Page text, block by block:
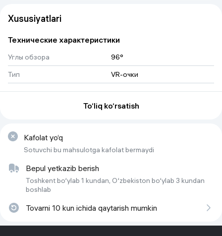
Xususiyatlari
Технические характеристики
Углы обзора
96°
Тип
VR-очки
To‘liq ko‘rsatish
Kafolat yo‘q
Sotuvchi bu mahsulotga kafolat bermaydi
Bepul yetkazib berish
Toshkent bo‘ylab 1 kundan, O‘zbekiston bo‘ylab 3 kundan
boshlab
Tovarni 10 kun ichida qaytarish mumkin